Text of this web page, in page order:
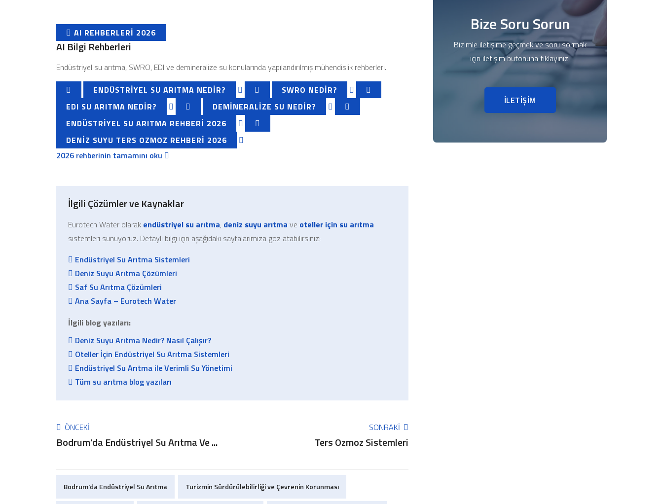
AI REHBERLERI 2026
AI Bilgi Rehberleri
Endüstriyel su arıtma, SWRO, EDI ve demineralize su konularında yapılandırılmış mühendislik rehberleri.
ENDÜSTRIYEL SU ARITMA NEDIR?
SWRO NEDIR?
EDI SU ARITMA NEDIR?
DEMINERALIZE SU NEDIR?
ENDÜSTRIYEL SU ARITMA REHBERI 2026
DENIZ SUYU TERS OZMOZ REHBERI 2026
2026 rehberinin tamamını oku
İlgili Çözümler ve Kaynaklar
Eurotech Water olarak endüstriyel su arıtma, deniz suyu arıtma ve oteller için su arıtma
sistemleri sunuyoruz. Detaylı bilgi için aşağıdaki sayfalarımıza göz atabilirsiniz:
Endüstriyel Su Arıtma Sistemleri
Deniz Suyu Arıtma Çözümleri
Saf Su Arıtma Çözümleri
Ana Sayfa – Eurotech Water
İlgili blog yazıları:
Deniz Suyu Arıtma Nedir? Nasıl Çalışır?
Oteller İçin Endüstriyel Su Arıtma Sistemleri
Endüstriyel Su Arıtma ile Verimli Su Yönetimi
Tüm su arıtma blog yazıları
ÖNCEKI
Bodrum'da Endüstriyel Su Arıtma Ve ...
SONRAKI
Ters Ozmoz Sistemleri
Bodrum'da Endüstriyel Su Arıtma Turizmin Sürdürülebilirliği ve Çevrenin Korunması
Bize Soru Sorun
Bizimle iletişime geçmek ve soru sormak
için iletişim butonuna tıklayınız.
İLETİŞİM